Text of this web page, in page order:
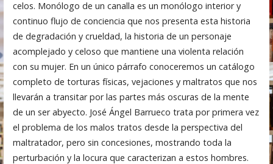
celos. Monólogo de un canalla es un monólogo interior y
continuo flujo de conciencia que nos presenta esta historia
de degradación y crueldad, la historia de un personaje
acomplejado y celoso que mantiene una violenta relación
con su mujer. En un único párrafo conoceremos un catálogo
completo de torturas físicas, vejaciones y maltratos que nos
llevarán a transitar por las partes más oscuras de la mente
de un ser abyecto. José Ángel Barrueco trata por primera vez
el problema de los malos tratos desde la perspectiva del
maltratador, pero sin concesiones, mostrando toda la
perturbación y la locura que caracterizan a estos hombres.